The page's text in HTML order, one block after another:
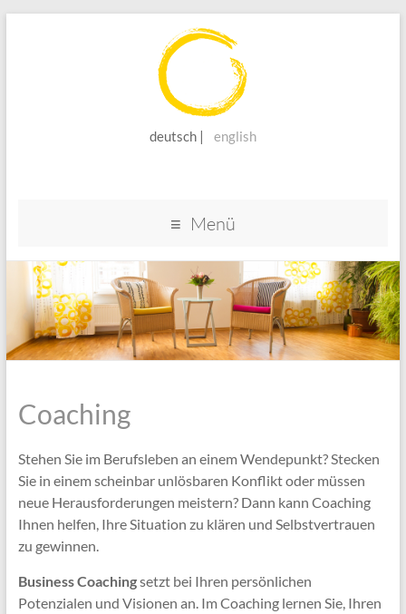
Supervision
Beate
Nink
deutsch english
Menü
Coaching
Stehen Sie im Berufsleben an einem Wendepunkt? Stecken
Sie in einem scheinbar unlösbaren Konflikt oder müssen
neue Herausforderungen meistern? Dann kann Coaching
Ihnen helfen, Ihre Situation zu klären und Selbstvertrauen
zu gewinnen.
Business Coachingsetzt bei Ihren persönlichen
Potenzialen und Visionen an. Im Coaching lernen Sie, Ihren